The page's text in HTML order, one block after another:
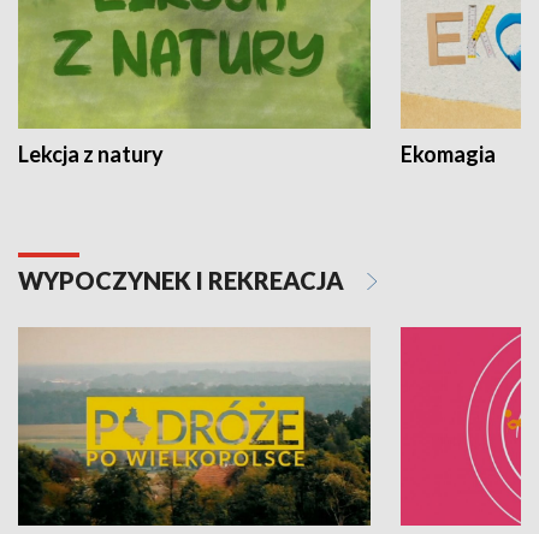
Lekcja z natury Ekomagia
WYPOCZYNEK I REKREACJA